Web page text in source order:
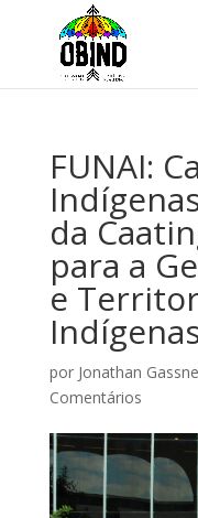
FUNAI:
da
para a
e
por Jonathan
Comentários